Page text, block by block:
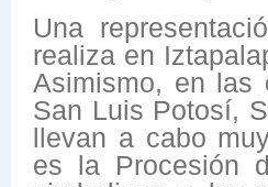
Una
realiza en
Asimismo, en las
San Luis Potosí,
llevan a cabo
es la Procesión